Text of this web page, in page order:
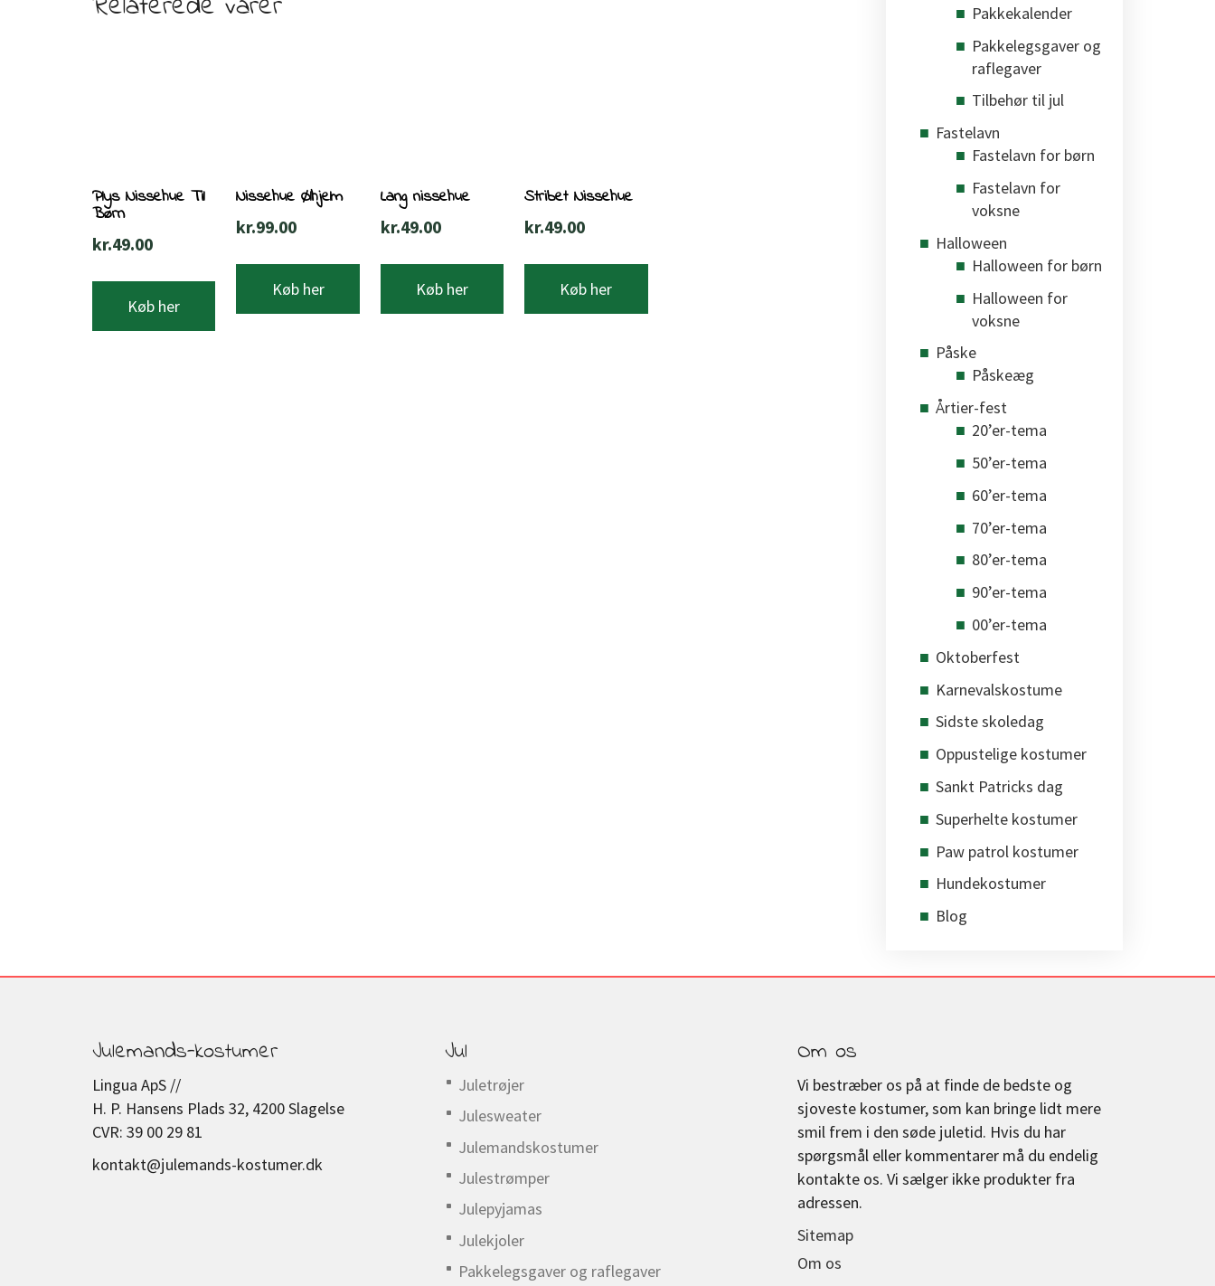
Plys Nissehue Til
Børn
kr.49.00
Køb her
Nissehue Ølhjelm
kr.99.00
Køb her
Lang nissehue
kr.49.00
Køb her
Stribet Nissehue
kr.49.00
Køb her
Pakkekalender
Pakkelegsgaver og
raflegaver
Tilbehør til jul
Fastelavn
Fastelavn for børn
Fastelavn for
voksne
Halloween
Halloween for børn
Halloween for
voksne
Påske
Påskeæg
Årtier-fest
20’er-tema
50’er-tema
60’er-tema
70’er-tema
80’er-tema
90’er-tema
00’er-tema
Oktoberfest
Karnevalskostume
Sidste skoledag
Oppustelige kostumer
Sankt Patricks dag
Superhelte kostumer
Paw patrol kostumer
Hundekostumer
Blog
Julemands-kostumer
Lingua ApS //
H. P. Hansens Plads 32, 4200 Slagelse
CVR: 39 00 29 81
kontakt@julemands-kostumer.dk
Jul
Juletrøjer
Julesweater
Julemandskostumer
Julestrømper
Julepyjamas
Julekjoler
Pakkelegsgaver og raflegaver
Om os
Vi bestræber os på at finde de bedste og
sjoveste kostumer, som kan bringe lidt mere
smil frem i den søde juletid. Hvis du har
spørgsmål eller kommentarer må du endelig
kontakte os. Vi sælger ikke produkter fra
adressen.
Sitemap
Om os